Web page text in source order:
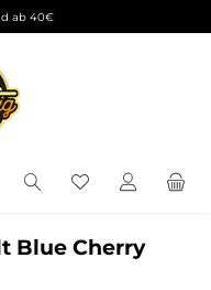
ab 40€
Du hast 0
Blue Cherry